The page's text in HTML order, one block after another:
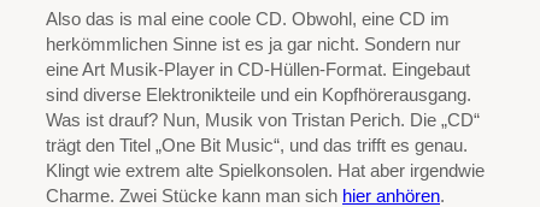
Also das is mal eine coole CD. Obwohl, eine CD im
herkömmlichen Sinne ist es ja gar nicht. Sondern nur
eine Art Musik-Player in CD-Hüllen-Format. Eingebaut
sind diverse Elektronikteile und ein Kopfhörerausgang.
Was ist drauf? Nun, Musik von Tristan Perich. Die „CD“
trägt den Titel „One Bit Music“, und das trifft es genau.
Klingt wie extrem alte Spielkonsolen. Hat aber irgendwie
Charme. Zwei Stücke kann man sich hier anhören.